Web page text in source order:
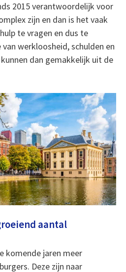
2015 verantwoordelijk voor
zijn en dan is het vaak
te vragen en dus te
werkloosheid, schulden en
dan gemakkelijk uit de
aantal
komende jaren meer
Deze zijn naar